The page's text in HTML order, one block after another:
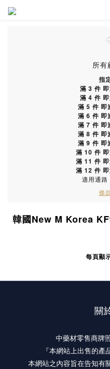
所有
指
滿 3 件
滿 4 件
滿 5 件
滿 6 件
滿 7 件
滿 8 件
滿 9 件
滿 10 件
滿 11 件
滿 12 件
適用通路
條
韓國New M Korea
每頁顯
關
中藥材零售商牌
『本網站上出售的產
本網站之內容旨在告知有